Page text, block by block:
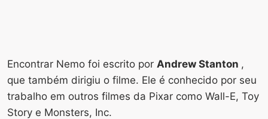
Encontrar Nemo foi escrito por Andrew Stanton ,
que também dirigiu o filme. Ele é conhecido por seu
trabalho em outros filmes da Pixar como Wall-E, Toy
Story e Monsters, Inc.